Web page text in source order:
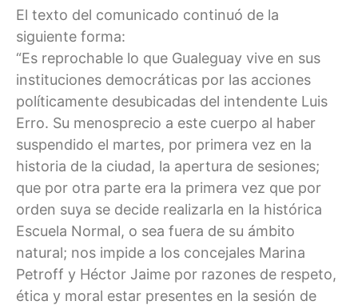
El texto del comunicado continuó de la
siguiente forma:
“Es reprochable lo que Gualeguay vive en sus
instituciones democráticas por las acciones
políticamente desubicadas del intendente Luis
Erro. Su menosprecio a este cuerpo al haber
suspendido el martes, por primera vez en la
historia de la ciudad, la apertura de sesiones;
que por otra parte era la primera vez que por
orden suya se decide realizarla en la histórica
Escuela Normal, o sea fuera de su ámbito
natural; nos impide a los concejales Marina
Petroff y Héctor Jaime por razones de respeto,
ética y moral estar presentes en la sesión de